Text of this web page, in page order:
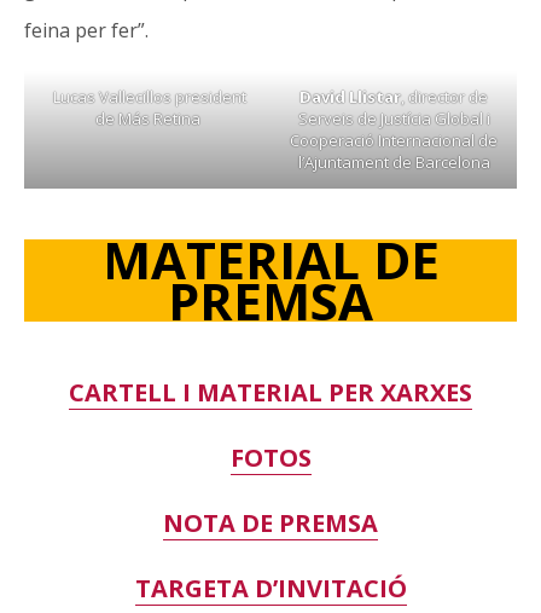
feina per fer”.
Lucas Vallecillos president
de Más Retina
David Llistar, director de
Serveis de Justícia Global i
Cooperació Internacional de
l’Ajuntament de Barcelona
MATERIAL DE
PREMSA
CARTELL I MATERIAL PER XARXES
FOTOS
NOTA DE PREMSA
TARGETA D’INVITACIÓ